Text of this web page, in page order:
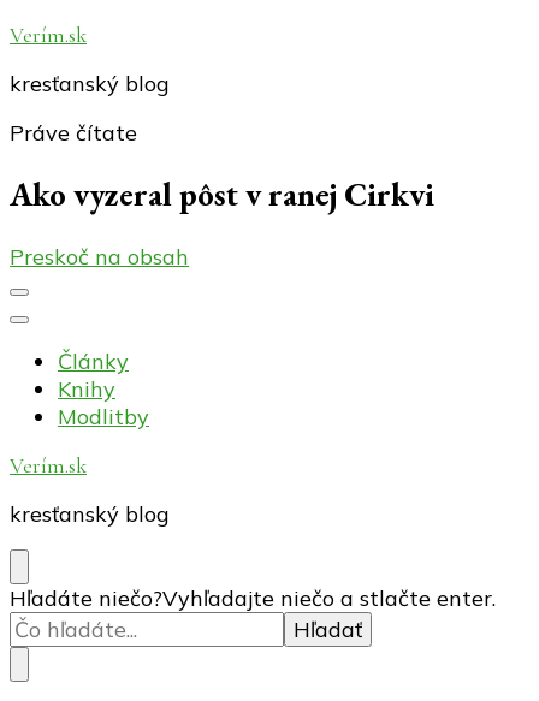
Verím.sk
kresťanský blog
Práve čítate
Ako vyzeral pôst v ranej Cirkvi
Preskoč na obsah
Články
Knihy
Modlitby
Verím.sk
kresťanský blog
Hľadáte niečo?Vyhľadajte niečo a stlačte enter.